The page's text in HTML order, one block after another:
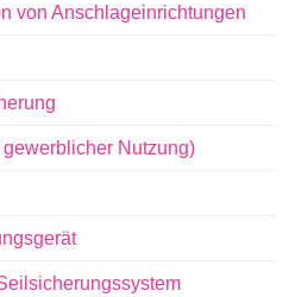
von Anschlageinrichtungen
Nutzung)